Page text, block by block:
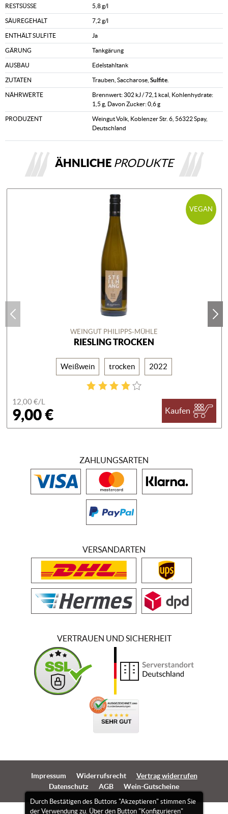
RESTSÜSSE 5,8 g/l
SÄUREGEHALT 7,2 g/l
ENTHÄLT SULFITE Ja
GÄRUNG Tankgärung
AUSBAU Edelstahltank
ZUTATEN Trauben, Saccharose,Sulfite
NÄHRWERTE
Brennwert: 302 kJ / 72,1 kcal, Kohlenhydrate:
1,5 g, Davon Zucker: 0,6 g
PRODUZENT
Weingut Volk, Koblenzer Str. 6, 56322 Spay,
Deutschland
ÄHNLICHE PRODUKTE
VEGAN
WEINGUT PHILIPPS-MÜHLE
RIESLING TROCKEN
Weißwein trocken 2022
12,00 €/L
9,00 € Kaufen
Durch Bestätigen des Buttons "Akzeptieren" stimmen Sie
der Verwendung zu. Über den Button "Konfigurieren"
ZAHLUNGSARTEN
VERSANDARTEN
VERTRAUEN UND SICHERHEIT
Impressum Widerrufsrecht
Vertrag widerrufen
Datenschutz
AGB Wein-Gutscheine